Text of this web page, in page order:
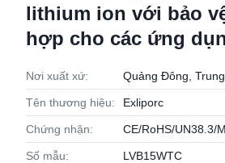
lithium ion với bảo
hợp cho các ứng
Nơi xuất xứ: Quảng Đông,
Tên thương hiệu: Exliporc
Chứng nhận: CE/RoHS/UN38.3/
Số mẫu: LVB15WTC